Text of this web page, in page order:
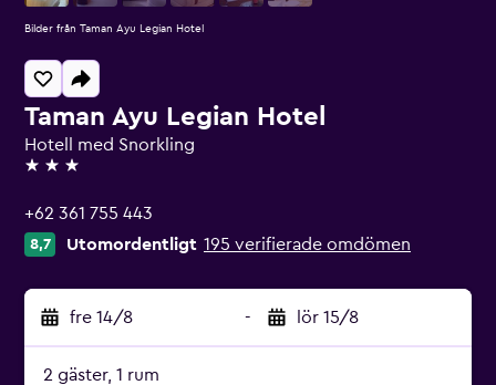
Taman Ayu Legian Hotel
Hotell med Snorkling
3 stjärnor
+62 361 755 443
8,7 Utomordentligt 195 verifierade omdömen
fre 14/8 - lör 15/8
2 gäster, 1 rum
Bilder från Taman Ayu Legian Hotel